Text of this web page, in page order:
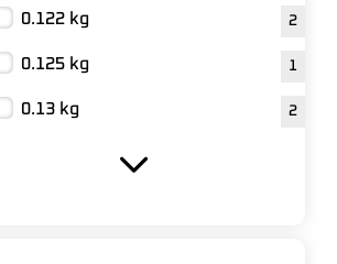
0.122 kg 2
0.125 kg 1
0.13 kg 2